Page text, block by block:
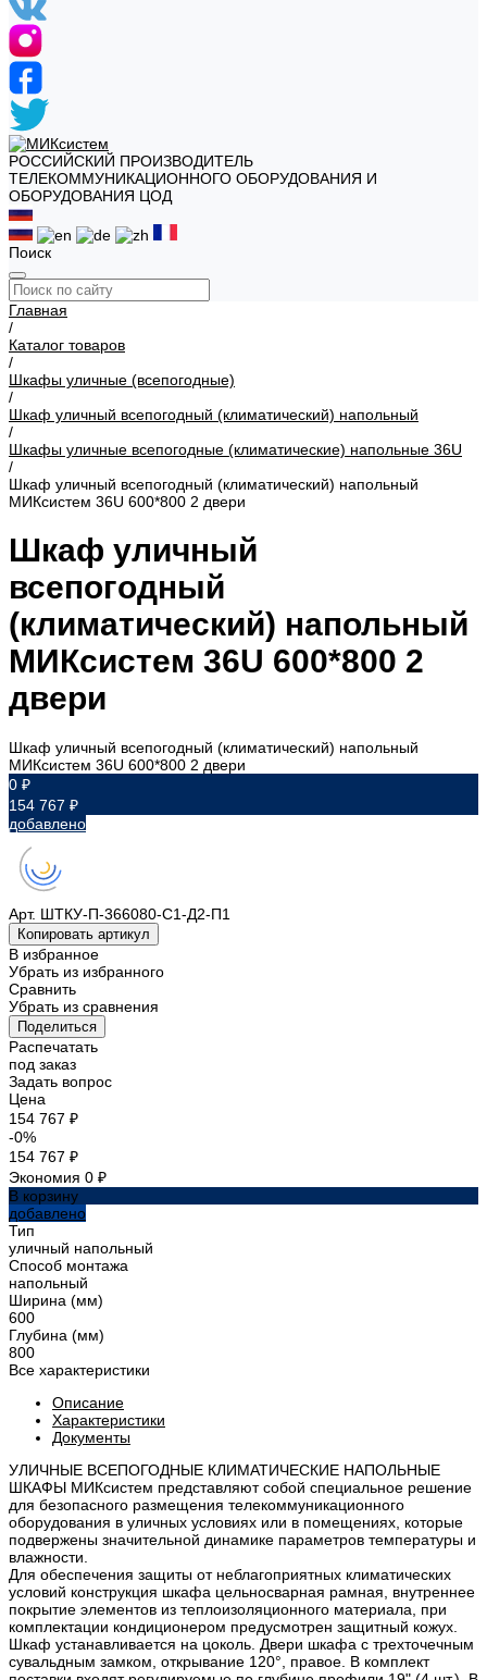
РОССИЙСКИЙ ПРОИЗВОДИТЕЛЬ
ТЕЛЕКОММУНИКАЦИОННОГО ОБОРУДОВАНИЯ И
ОБОРУДОВАНИЯ ЦОД
Поиск
Главная
/
Каталог товаров
/
Шкафы уличные (всепогодные)
/
Шкаф уличный всепогодный (климатический) напольный
/
Шкафы уличные всепогодные (климатические) напольные 36U
/
Шкаф уличный всепогодный (климатический) напольный
МИКсистем 36U 600*800 2 двери
Шкаф уличный
всепогодный
(климатический) напольный
МИКсистем 36U 600*800 2
двери
Шкаф уличный всепогодный (климатический) напольный
МИКсистем 36U 600*800 2 двери
0 ₽
154 767 ₽
добавлено
Арт. ШТКУ-П-366080-С1-Д2-П1
Копировать артикул
В избранное
Убрать из избранного
Сравнить
Убрать из сравнения
Поделиться
Распечатать
под заказ
Задать вопрос
Цена
154 767 ₽
-0%
154 767 ₽
Экономия 0 ₽
В корзину
добавлено
Тип
уличный напольный
Способ монтажа
напольный
Ширина (мм)
600
Глубина (мм)
800
Все характеристики
Описание
Характеристики
Документы
УЛИЧНЫЕ ВСЕПОГОДНЫЕ КЛИМАТИЧЕСКИЕ НАПОЛЬНЫЕ
ШКАФЫ МИКсистем представляют собой специальное решение
для безопасного размещения телекоммуникационного
оборудования в уличных условиях или в помещениях, которые
подвержены значительной динамике параметров температуры и
влажности.
Для обеспечения защиты от неблагоприятных климатических
условий конструкция шкафа цельносварная рамная, внутреннее
покрытие элементов из теплоизоляционного материала, при
комплектации кондиционером предусмотрен защитный кожух.
Шкаф устанавливается на цоколь. Двери шкафа с трехточечным
сувальдным замком, открывание 120°, правое. В комплект